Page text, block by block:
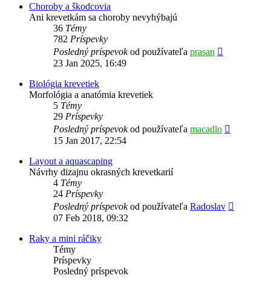
Choroby a škodcovia
Ani krevetkám sa choroby nevyhýbajú
36 Témy
782 Príspevky
Posledný príspevokod používateľa prasan
23 Jan 2025, 16:49
Biológia krevetiek
Morfológia a anatómia krevetiek
5 Témy
29 Príspevky
Posledný príspevokod používateľa macadlo
15 Jan 2017, 22:54
Layout a aquascaping
Návrhy dizajnu okrasných krevetkarií
4 Témy
24 Príspevky
Posledný príspevokod používateľa Radoslav
07 Feb 2018, 09:32
Raky a mini ráčiky
Témy
Príspevky
Posledný príspevok